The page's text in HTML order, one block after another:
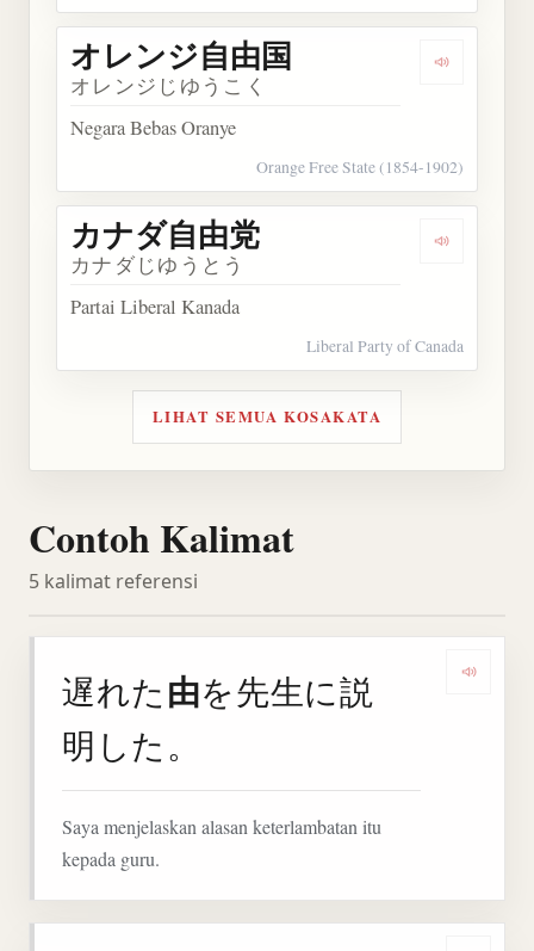
Dengarkan
オレンジ自由国
オレンジじゆうこく
Negara Bebas Oranye
Orange Free State (1854-1902)
Dengarkan
カナダ自由党
カナダじゆうとう
Partai Liberal Kanada
Liberal Party of Canada
LIHAT SEMUA KOSAKATA
Contoh Kalimat
5 kalimat referensi
遅れた由を先生に説
明した。
Saya menjelaskan alasan keterlambatan itu
kepada guru.